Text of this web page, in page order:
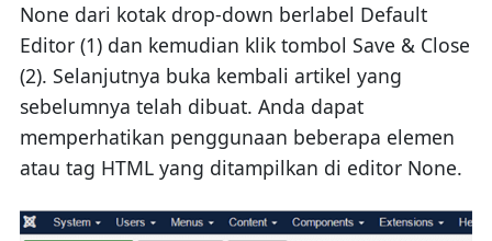
None dari kotak drop-down berlabel Default
Editor (1) dan kemudian klik tombol Save & Close
(2). Selanjutnya buka kembali artikel yang
sebelumnya telah dibuat. Anda dapat
memperhatikan penggunaan beberapa elemen
atau tag HTML yang ditampilkan di editor None.